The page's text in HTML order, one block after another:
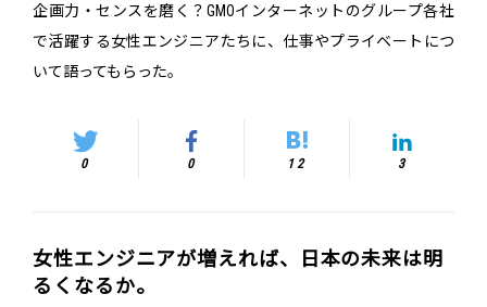
企画力・センスを磨く？GMOインターネットのグループ各社
で活躍する女性エンジニアたちに、仕事やプライベートにつ
いて語ってもらった。
0 0 12 3
女性エンジニアが増えれば、日本の未来は明
るくなるか。